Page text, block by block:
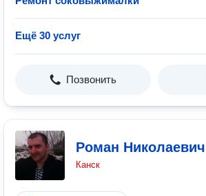
Ещё 30 услуг
Позвонить
Роман
Канск